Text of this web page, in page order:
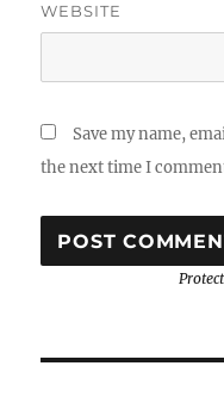
WEBSITE
Save my name,
the next time I